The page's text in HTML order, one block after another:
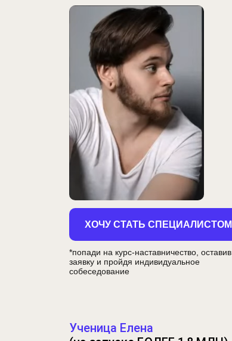
ХОЧУ СТАТЬ СПЕЦИАЛИСТОМ
*попади на курс-наставничество, оставив
заявку и пройдя индивидуальное
собеседование
Ученица Елена